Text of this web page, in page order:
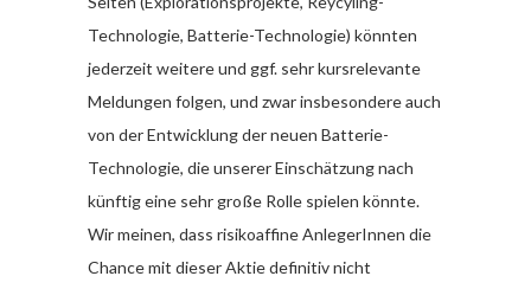
Technologie, Batterie-Technologie) könnten
jederzeit weitere und ggf. sehr kursrelevante
Meldungen folgen, und zwar insbesondere auch
von der Entwicklung der neuen Batterie-
Technologie, die unserer Einschätzung nach
künftig eine sehr große Rolle spielen könnte.
Wir meinen, dass risikoaffine AnlegerInnen die
Chance mit dieser Aktie definitiv nicht